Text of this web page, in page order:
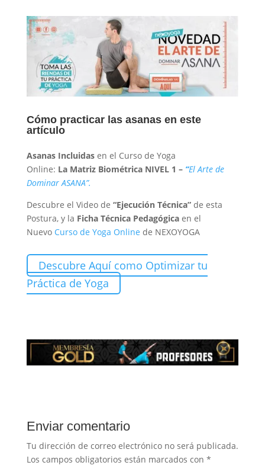
Cómo practicar las asanas en este
artículo
Asanas Incluidas en el Curso de Yoga
Online: La Matriz Biométrica NIVEL 1 – “El Arte de
Dominar ASANA”.
Descubre el Video de “Ejecución Técnica” de esta
Postura, y la Ficha Técnica Pedagógica en el
Nuevo Curso de Yoga Online de NEXOYOGA
Descubre Aquí como Optimizar tu
Práctica de Yoga
Enviar comentario
Tu dirección de correo electrónico no será publicada.
Los campos obligatorios están marcados con *